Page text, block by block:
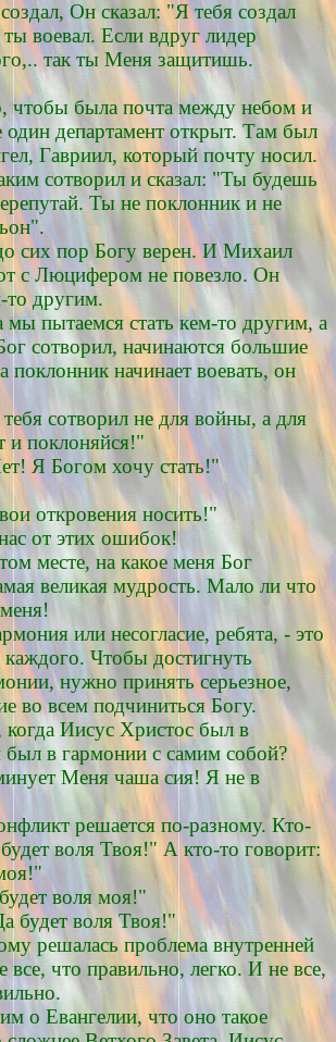
Он сказал: "Я тебя создал
воевал. Если вдруг лидер
так ты Меня защитишь.
чтобы была почта между небом и
департамент открыт. Там был
Гавриил, который почту носил.
сотворил и сказал: "Ты будешь
Ты не поклонник и не
сих пор Богу верен. И Михаил
с Люцифером не повезло. Он
то другим.
мы пытаемся стать кем-то другим, а
сотворил, начинаются большие
начинает воевать, он
сотворил не для войны, а для
и поклоняйся!"
Я Богом хочу стать!"
откровения носить!"
от этих ошибок!
месте, на какое меня Бог
великая мудрость. Мало ли что
или несогласие, ребята, - это
Чтобы достигнуть
нужно принять серьезное,
во всем подчиниться Богу.
Иисус Христос был в
в гармонии с самим собой?
Меня чаша сия! Я не в
решается по-разному. Кто-
воля Твоя!" А кто-то говорит:
воля моя!"
будет воля Твоя!"
решалась проблема внутренней
все, что правильно, легко. И не все,
о Евангелии, что оно такое